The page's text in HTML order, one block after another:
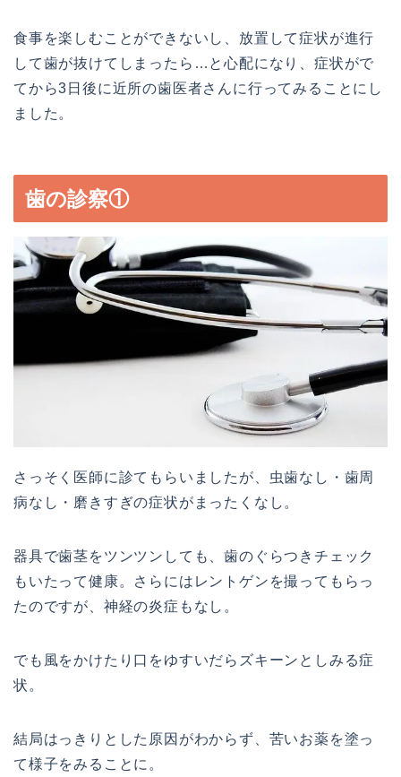
食事を楽しむことができないし、放置して症状が進行
して歯が抜けてしまったら…と心配になり、症状がで
てから3日後に近所の歯医者さんに行ってみることにし
ました。
歯の診察①
さっそく医師に診てもらいましたが、虫歯なし・歯周
病なし・磨きすぎの症状がまったくなし。
器具で歯茎をツンツンしても、歯のぐらつきチェック
もいたって健康。さらにはレントゲンを撮ってもらっ
たのですが、神経の炎症もなし。
でも風をかけたり口をゆすいだらズキーンとしみる症
状。
結局はっきりとした原因がわからず、苦いお薬を塗っ
て様子をみることに。